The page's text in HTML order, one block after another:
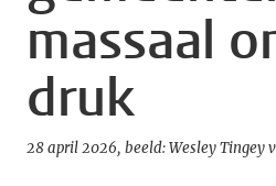
massaal
druk
28 april 2026 beeld: Wesley Tingey